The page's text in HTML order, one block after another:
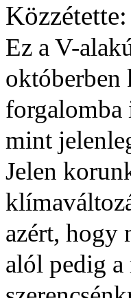
Közzétette:
Ez a V-
októberben
forgalomba
mint
Jelen
azért, hogy
alól pedig